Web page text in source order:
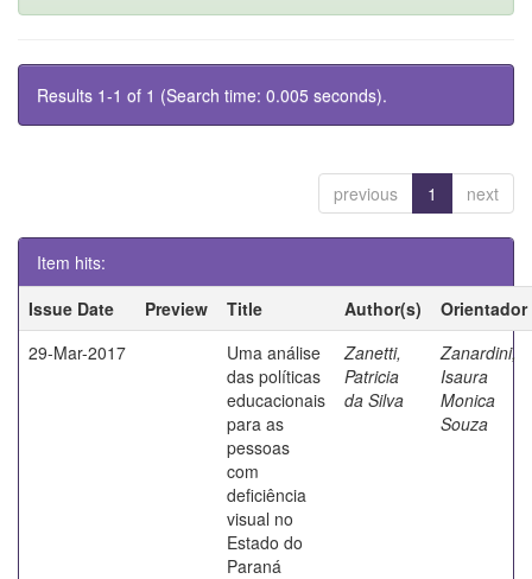
Results 1-1 of 1 (Search time: 0.005 seconds).
previous 1 next
Item hits:
Issue Date
Preview Title Author(s)
Orientador
29-Mar-2017
Uma análise
das políticas
educacionais
para as
pessoas
com
deficiência
visual no
Estado do
Paraná
Zanetti,
Patricia
da Silva
Zanardini,
Isaura
Monica
Souza